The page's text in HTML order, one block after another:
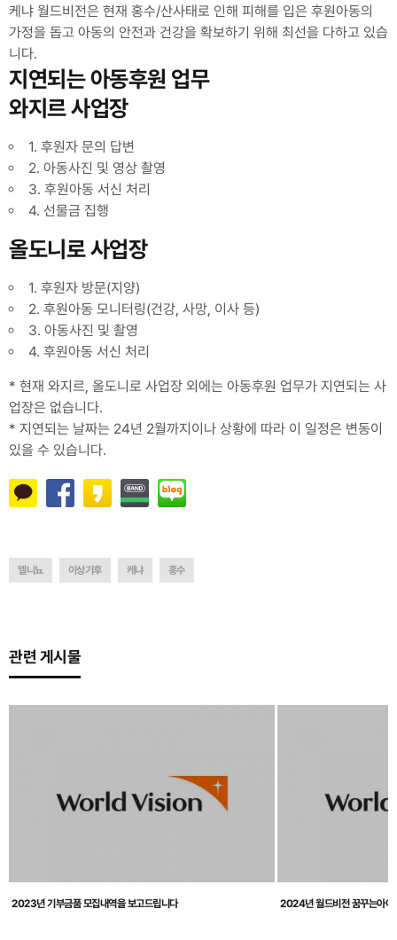
케냐 월드비전은 현재 홍수/산사태로 인해 피해를 입은 후원아동의
가정을 돕고 아동의 안전과 건강을 확보하기 위해 최선을 다하고 있습
니다.
지연되는 아동후원 업무
와지르 사업장
1. 후원자 문의 답변
2. 아동사진 및 영상 촬영
3. 후원아동 서신 처리
4. 선물금 집행
올도니로 사업장
1. 후원자 방문(지양)
2. 후원아동 모니터링(건강, 사망, 이사 등)
3. 아동사진 및 촬영
4. 후원아동 서신 처리
* 현재 와지르, 올도니로 사업장 외에는 아동후원 업무가 지연되는 사
업장은 없습니다.
* 지연되는 날짜는 24년 2월까지이나 상황에 따라 이 일정은 변동이
있을 수 있습니다.
엘니뇨 이상기후 케냐 홍수
관련 게시물
2023년 기부금품 모집내역을 보고드립니다 2024년 월드비전 꿈꾸는아이